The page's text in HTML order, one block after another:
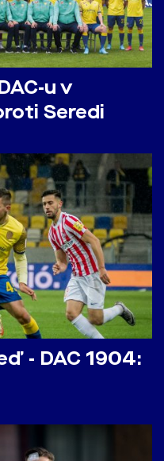
u v
Seredi
- DAC 1904: